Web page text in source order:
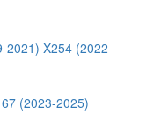
2021) X254 (2022-
(2023-2025)